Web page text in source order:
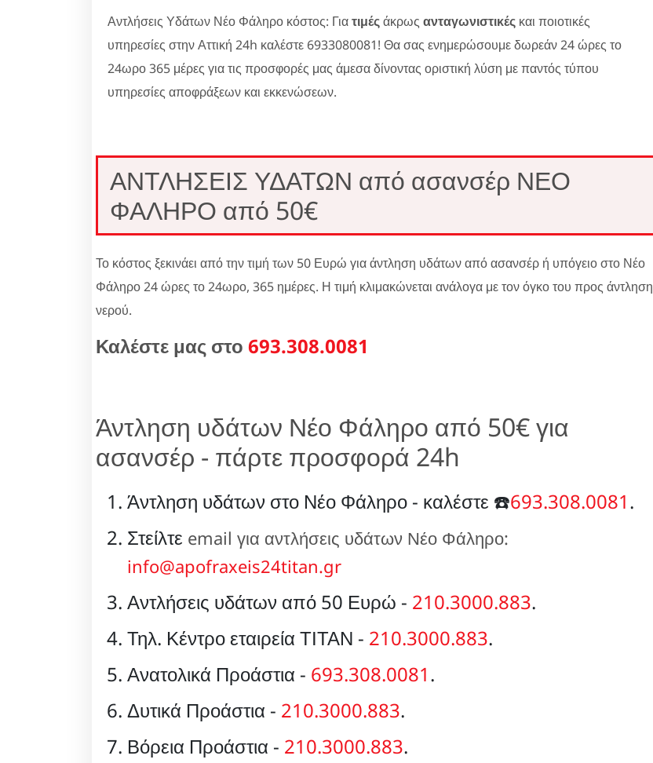
Αντλήσεις Υδάτων Νέο Φάληρο κόστος: Γιατιμέςάκρως ανταγωνιστικές και ποιοτικές
υπηρεσίες στην Αττική 24h καλέστε 6933080081! Θα σας ενημερώσουμε δωρεάν 24 ώρες το
24ωρο 365 μέρες για τις προσφορές μας άμεσα δίνοντας οριστική λύση με παντός τύπου
υπηρεσίες αποφράξεων και εκκενώσεων.
ΑΝΤΛΗΣΕΙΣ ΥΔΑΤΩΝ από ασανσέρ ΝΕΟ
ΦΑΛΗΡΟ από 50€
Το κόστος ξεκινάει από την τιμή των 50 Ευρώ για άντληση υδάτων από ασανσέρ ή υπόγειο στο Νέο
Φάληρο 24 ώρες το 24ωρο, 365 ημέρες. Η τιμή κλιμακώνεται ανάλογα με τον όγκο του προς άντληση
νερού.
Καλέστε μας στο 693.308.0081
Άντληση υδάτων Νέο Φάληρο από 50€ για
ασανσέρ - πάρτε προσφορά 24h
Άντληση υδάτων στο Νέο Φάληρο - καλέστε ☎️693.308.0081.
Στείλτε email για αντλήσεις υδάτων Νέο Φάληρο:
info@apofraxeis24titan.gr
Αντλήσεις υδάτων από 50 Ευρώ - 210.3000.883.
Τηλ. Κέντρο εταιρεία ΤΙΤΑΝ - 210.3000.883.
Ανατολικά Προάστια - 693.308.0081.
Δυτικά Προάστια - 210.3000.883.
Βόρεια Προάστια - 210.3000.883.